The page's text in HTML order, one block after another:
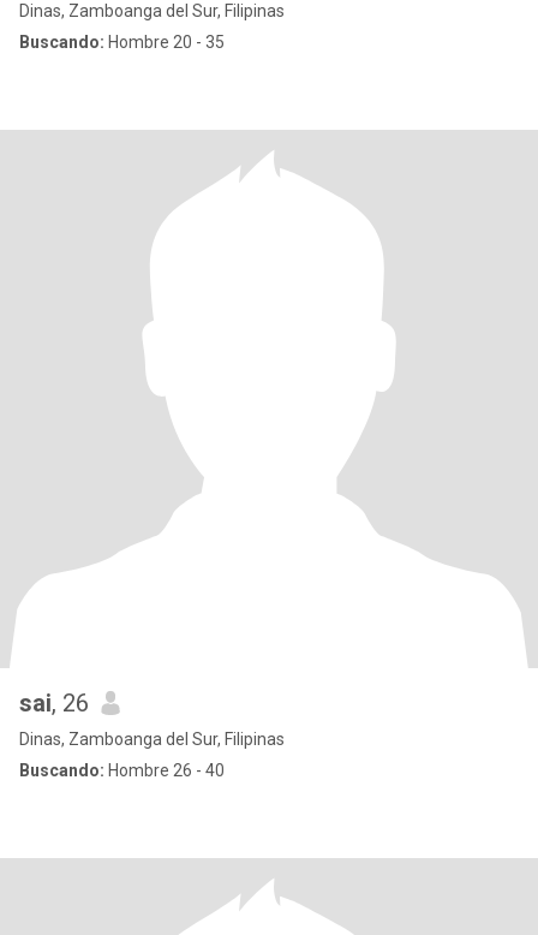
Dinas, Zamboanga del Sur, Filipinas
Buscando: Hombre 20 - 35
sai, 26
Dinas, Zamboanga del Sur, Filipinas
Buscando: Hombre 26 - 40